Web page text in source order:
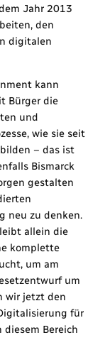
Jahr 2013
den
digitalen
kann
Bürger die
und
wie sie seit
– das ist
Bismarck
gestalten
neu zu denken.
allein die
komplette
um am
um
wir jetzt den
für
Bereich